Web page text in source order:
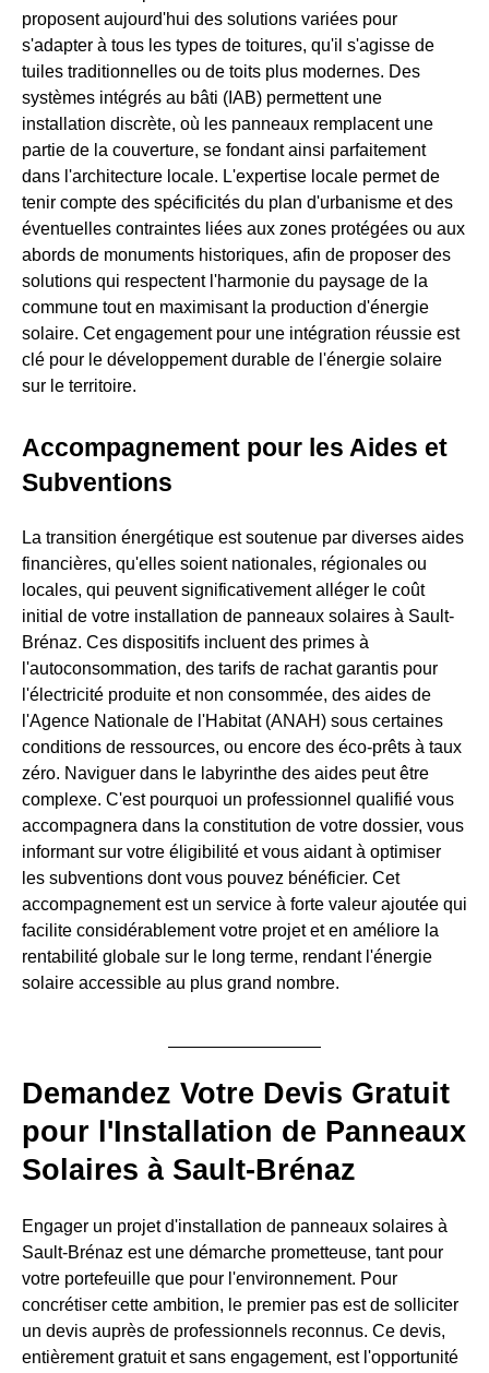
proposent aujourd'hui des solutions variées pour
s'adapter à tous les types de toitures, qu'il s'agisse de
tuiles traditionnelles ou de toits plus modernes. Des
systèmes intégrés au bâti (IAB) permettent une
installation discrète, où les panneaux remplacent une
partie de la couverture, se fondant ainsi parfaitement
dans l'architecture locale. L'expertise locale permet de
tenir compte des spécificités du plan d'urbanisme et des
éventuelles contraintes liées aux zones protégées ou aux
abords de monuments historiques, afin de proposer des
solutions qui respectent l'harmonie du paysage de la
commune tout en maximisant la production d'énergie
solaire. Cet engagement pour une intégration réussie est
clé pour le développement durable de l'énergie solaire
sur le territoire.
Accompagnement pour les Aides et
Subventions
La transition énergétique est soutenue par diverses aides
financières, qu'elles soient nationales, régionales ou
locales, qui peuvent significativement alléger le coût
initial de votre installation de panneaux solaires à Sault-
Brénaz. Ces dispositifs incluent des primes à
l'autoconsommation, des tarifs de rachat garantis pour
l'électricité produite et non consommée, des aides de
l'Agence Nationale de l'Habitat (ANAH) sous certaines
conditions de ressources, ou encore des éco-prêts à taux
zéro. Naviguer dans le labyrinthe des aides peut être
complexe. C'est pourquoi un professionnel qualifié vous
accompagnera dans la constitution de votre dossier, vous
informant sur votre éligibilité et vous aidant à optimiser
les subventions dont vous pouvez bénéficier. Cet
accompagnement est un service à forte valeur ajoutée qui
facilite considérablement votre projet et en améliore la
rentabilité globale sur le long terme, rendant l'énergie
solaire accessible au plus grand nombre.
Demandez Votre Devis Gratuit
pour l'Installation de Panneaux
Solaires à Sault-Brénaz
Engager un projet d'installation de panneaux solaires à
Sault-Brénaz est une démarche prometteuse, tant pour
votre portefeuille que pour l'environnement. Pour
concrétiser cette ambition, le premier pas est de solliciter
un devis auprès de professionnels reconnus. Ce devis,
entièrement gratuit et sans engagement, est l'opportunité